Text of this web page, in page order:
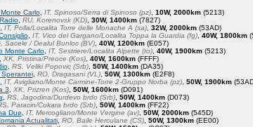
Carlo, IT, Spinoso/Serra di Spinoso (pz), 10W, 2000km(5213)
, RU, Korenovsk (KD), 30W, 1400km(7827)
IT, Polla/Localita Torre delle Monache A (sa), 32W, 2000km(53AD)
, IT, Vico del Gargano/Localita Toppa la Guardia (fg), 40W, 1800km
Sacele / Dealul Bunloc (BV), 40W, 1200km(E057)
Monte Carlo, IT, Sestriere/Localita Alpette (to), 40W, 1900km(5213)
XK, Pristina/Preoce (Kos), 40W, 1600km(FFFF)
, RS, Veliki Popovic (Srb), 50W, 1400km(DA35)
, RO, Dragasani (VL), 50W, 1300km(E2F8)
IT, Avigliano/Monte Carmine-Torre 2-Gruppo Norba (pz), 50W, 1900km
3 XK, Prizren (Kos), 50W, 1600km(D091)
RS, Jagodina/Durdevo brdo (Srb), 50W, 1400km(D073)
Paracin/Cukara brdo (Srb), 50W, 1400km(FF22)
Due IT, Mercogliano/Monte Vergine (av), 50W, 2000km(545D)
Actualitati, RO, Baile Herculane (CS), 50W, 1300km(EE00)